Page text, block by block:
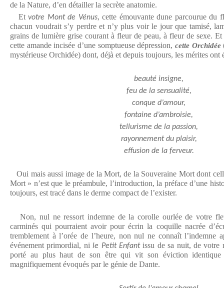
de la Nature, d’en détailler la secrète anatomie.
Et votre Mont de Vénus, cette émouvante dune parcourue du
chacun voudrait s’y perdre et n’y plus voir le jour que tamisé,
grains de lumière grise courant à fleur de peau, à fleur de sexe.
cette amande incisée d’une somptueuse dépression, cette Orchidée
mystérieuse Orchidée) dont, déjà et depuis toujours, les mérites ont
beauté insigne,
feu de la sensualité,
conque d’amour,
fontaine d’ambroisie,
tellurisme de la passion,
rayonnement du plaisir,
effusion de la ferveur.
Oui mais aussi image de la Mort, de la Souveraine Mort dont
Mort » n’est que le préambule, l’introduction, la préface d’une
toujours, est tracé dans le derme compact de l’exister.
Non, nul ne ressort indemne de la corolle ourlée de votre
carminés qui pourraient avoir pour écrin la coquille nacrée
tremblement à l’orée de l’heure, non nul ne connaît l’indemne
événement primordial, ni le Petit Enfantissu de sa nuit, de
porté au plus haut de son être qui vit son éviction identique
magnifiquement évoqués par le génie de Dante.